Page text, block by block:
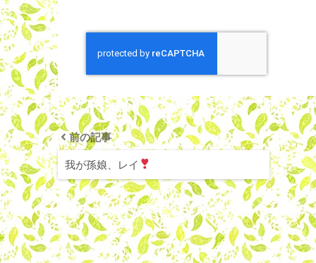
前の記事
我が孫娘、レイ